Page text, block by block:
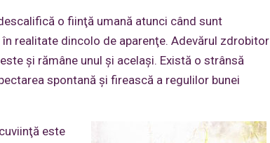
o fiinţă umană atunci când sunt
realitate dincolo de aparenţe. Adevărul zdrobitor
şi rămâne unul şi acelaşi. Există o strânsă
spontană şi firească a regulilor bunei
este